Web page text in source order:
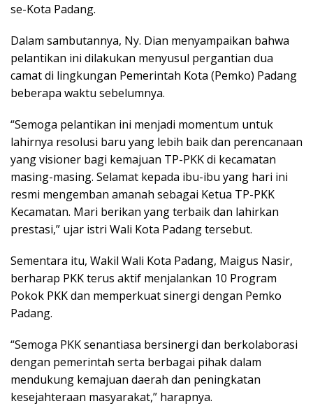
se-Kota Padang.
Dalam sambutannya, Ny. Dian menyampaikan bahwa
pelantikan ini dilakukan menyusul pergantian dua
camat di lingkungan Pemerintah Kota (Pemko) Padang
beberapa waktu sebelumnya.
“Semoga pelantikan ini menjadi momentum untuk
lahirnya resolusi baru yang lebih baik dan perencanaan
yang visioner bagi kemajuan TP-PKK di kecamatan
masing-masing. Selamat kepada ibu-ibu yang hari ini
resmi mengemban amanah sebagai Ketua TP-PKK
Kecamatan. Mari berikan yang terbaik dan lahirkan
prestasi,” ujar istri Wali Kota Padang tersebut.
Sementara itu, Wakil Wali Kota Padang, Maigus Nasir,
berharap PKK terus aktif menjalankan 10 Program
Pokok PKK dan memperkuat sinergi dengan Pemko
Padang.
“Semoga PKK senantiasa bersinergi dan berkolaborasi
dengan pemerintah serta berbagai pihak dalam
mendukung kemajuan daerah dan peningkatan
kesejahteraan masyarakat,” harapnya.